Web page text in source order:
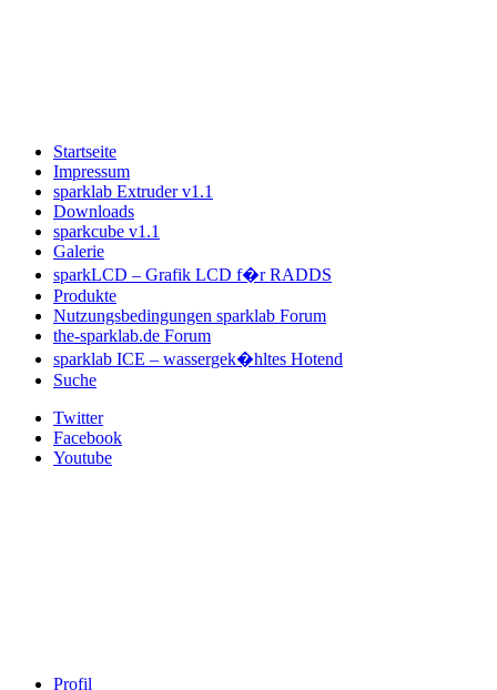
Startseite
Impressum
sparklab Extruder v1.1
Downloads
sparkcube v1.1
Galerie
sparkLCD – Grafik LCD f�r RADDS
Produkte
Nutzungsbedingungen sparklab Forum
the-sparklab.de Forum
sparklab ICE – wassergek�hltes Hotend
Suche
Twitter
Facebook
Youtube
Profil